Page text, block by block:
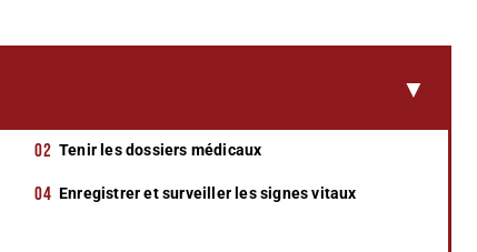
Tenir les dossiers médicaux
Enregistrer et surveiller les signes vitaux